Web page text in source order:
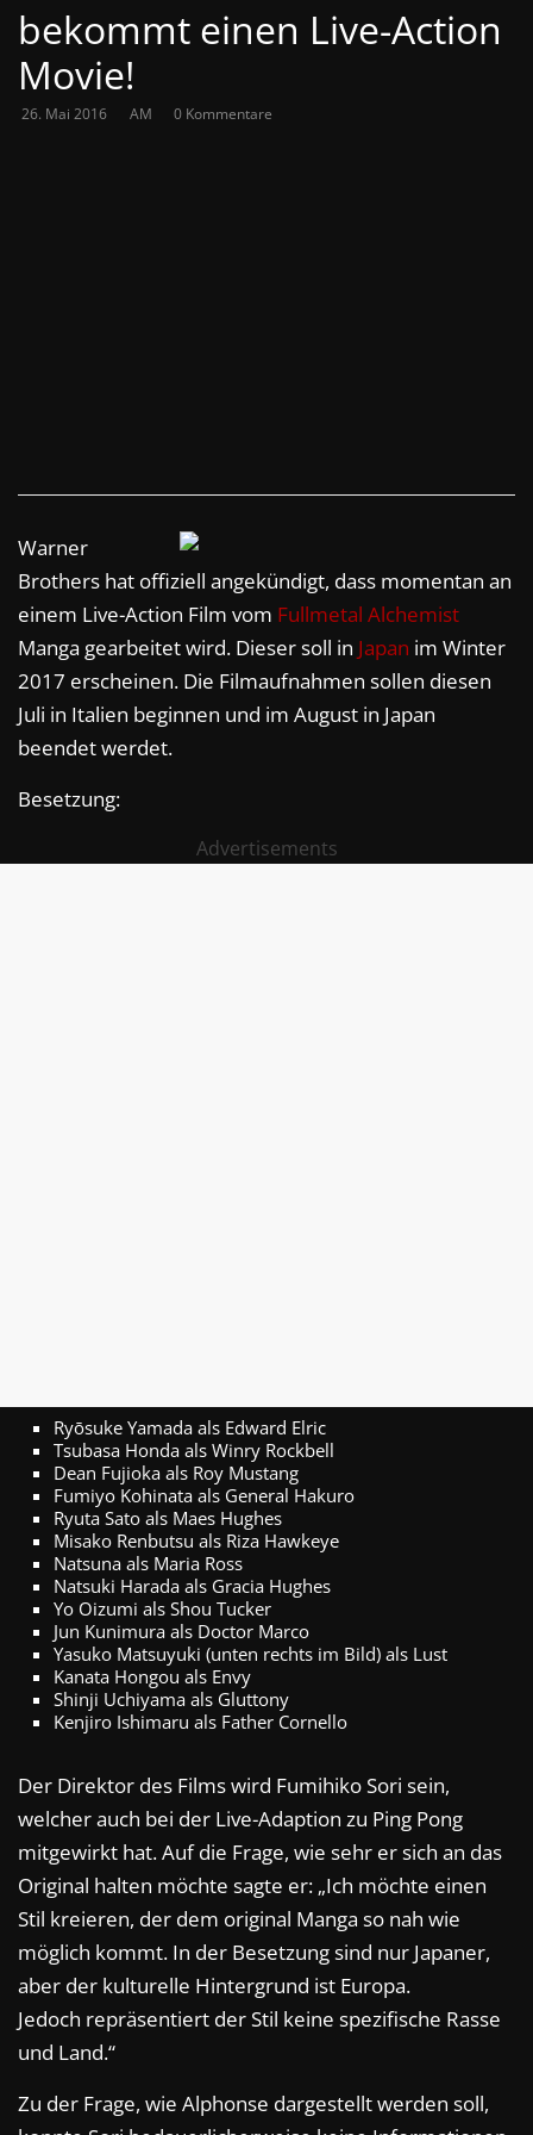
bekommt einen Live-Action
Movie!
26. Mai 2016 AM 0 Kommentare
Warner
Brothers hat offiziell angekündigt, dass momentan an
einem Live-Action Film vom Fullmetal Alchemist
Manga gearbeitet wird. Dieser soll in Japan im Winter
2017 erscheinen. Die Filmaufnahmen sollen diesen
Juli in Italien beginnen und im August in Japan
beendet werdet.
Besetzung:
Advertisements
Ryōsuke Yamada als Edward Elric
Tsubasa Honda als Winry Rockbell
Dean Fujioka als Roy Mustang
Fumiyo Kohinata als General Hakuro
Ryuta Sato als Maes Hughes
Misako Renbutsu als Riza Hawkeye
Natsuna als Maria Ross
Natsuki Harada als Gracia Hughes
Yo Oizumi als Shou Tucker
Jun Kunimura als Doctor Marco
Yasuko Matsuyuki (unten rechts im Bild) als Lust
Kanata Hongou als Envy
Shinji Uchiyama als Gluttony
Kenjiro Ishimaru als Father Cornello
Der Direktor des Films wird Fumihiko Sori sein,
welcher auch bei der Live-Adaption zu Ping Pong
mitgewirkt hat. Auf die Frage, wie sehr er sich an das
Original halten möchte sagte er: „Ich möchte einen
Stil kreieren, der dem original Manga so nah wie
möglich kommt. In der Besetzung sind nur Japaner,
aber der kulturelle Hintergrund ist Europa.
Jedoch repräsentiert der Stil keine spezifische Rasse
und Land.“
Zu der Frage, wie Alphonse dargestellt werden soll,